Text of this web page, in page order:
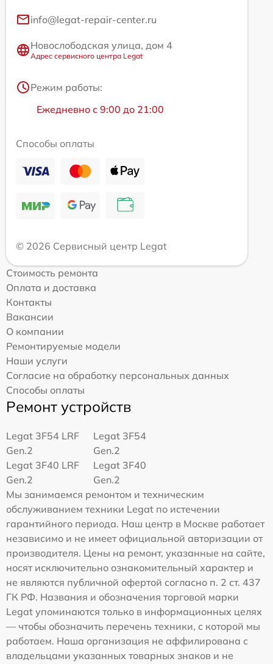
info@legat-repair-center.ru
Новослободская улица, дом 4
Адрес сервисного центра Legat
Режим работы:
Ежедневно с 9:00 до 21:00
Способы оплаты
© 2026 Сервисный центр Legat
Стоимость ремонта
Оплата и доставка
Контакты
Вакансии
О компании
Ремонтируемые модели
Наши услуги
Согласие на обработку персональных данных
Способы оплаты
Ремонт устройств
Legat 3F54 LRF
Gen.2
Legat 3F54
Gen.2
Legat 3F40 LRF
Gen.2
Legat 3F40
Gen.2
Мы занимаемся ремонтом и техническим
обслуживанием техники Legat по истечении
гарантийного периода. Наш центр в Москве работает
независимо и не имеет официальной авторизации от
производителя. Цены на ремонт, указанные на сайте,
носят исключительно ознакомительный характер и
не являются публичной офертой согласно п. 2 ст. 437
ГК РФ. Названия и обозначения торговой марки
Legat упоминаются только в информационных целях
— чтобы обозначить перечень техники, с которой мы
работаем. Наша организация не аффилирована с
владельцами указанных товарных знаков и не